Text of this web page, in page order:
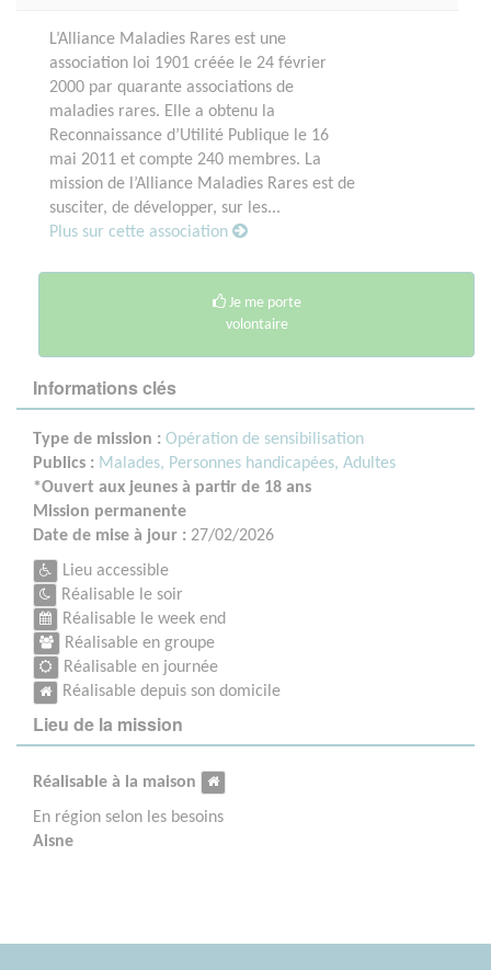
L’Alliance Maladies Rares est une
association loi 1901 créée le 24 février
2000 par quarante associations de
maladies rares. Elle a obtenu la
Reconnaissance d’Utilité Publique le 16
mai 2011 et compte 240 membres. La
mission de l’Alliance Maladies Rares est de
susciter, de développer, sur les...
Plus sur cette association
Je me porte
volontaire
Informations clés
Type de mission : Opération de sensibilisation
Publics : Malades, Personnes handicapées, Adultes
*Ouvert aux jeunes à partir de 18 ans
Mission permanente
Date de mise à jour : 27/02/2026
Lieu accessible
Réalisable le soir
Réalisable le week end
Réalisable en groupe
Réalisable en journée
Réalisable depuis son domicile
Lieu de la mission
Réalisable à la maison
En région selon les besoins
Aisne